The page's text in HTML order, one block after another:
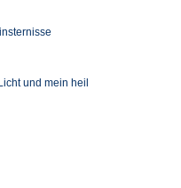
und mein heil